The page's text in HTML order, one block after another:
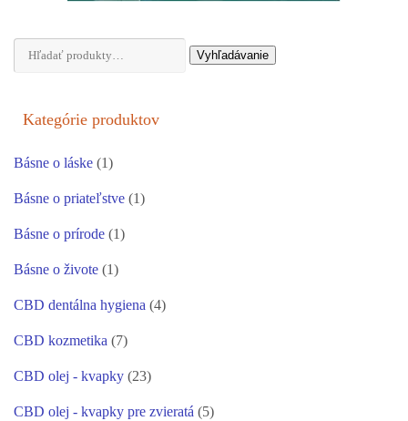
Hľadať: Vyhľadávanie
Kategórie produktov
Básne o láske (1)
Básne o priateľstve (1)
Básne o prírode (1)
Básne o živote (1)
CBD dentálna hygiena (4)
CBD kozmetika (7)
CBD olej - kvapky (23)
CBD olej - kvapky pre zvieratá (5)